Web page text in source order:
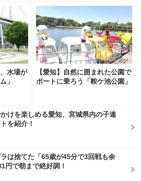
水場が
」
【愛知】自然に囲まれた公園で
ボートに乗ろう「鞍ケ池公園」
けを楽しめる愛知、宮城県内の子連
を紹介！
は捨てた「65歳が45分で3回戦も余
円で朝まで絶好調！